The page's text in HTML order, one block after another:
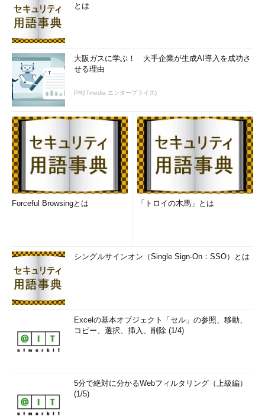
とは
大阪ガスに学ぶ！ 大手企業が生成AI導入を成功さ
せる理由
PR(ITmedia エンタープライズ)
Forceful Browsingとは 「トロイの木馬」とは
シングルサインオン（Single Sign-On：SSO）とは
Excelの基本オブジェクト「セル」の参照、移動、
コピー、選択、挿入、削除 (1/4)
5分で絶対に分かるWebフィルタリング（上級編）
(1/5)